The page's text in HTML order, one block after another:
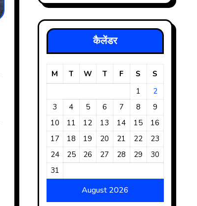
कैलेंडर
August 2026
M T W T F S
S
1
2
3
4 5 6 7 8
9
10
11 12 13 14 15
16
17
18 19 20 21 22
23
24
25 26 27 28 29
30
31